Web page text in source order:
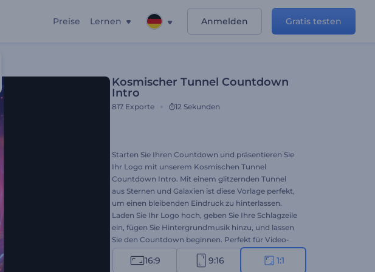
Preise Lernen Anmelden Gratis testen
Kosmischer Tunnel Countdown
Intro
817 Exporte 12 Sekunden
Starten Sie Ihren Countdown und präsentieren Sie
Ihr Logo mit unserem Kosmischen Tunnel
Countdown Intro. Mit einem glitzernden Tunnel
aus Sternen und Galaxien ist diese Vorlage perfekt,
um einen bleibenden Eindruck zu hinterlassen.
Laden Sie Ihr Logo hoch, geben Sie Ihre Schlagzeile
ein, fügen Sie Hintergrundmusik hinzu, und lassen
Sie den Countdown beginnen. Perfekt für Video-
Intros, besondere Ankündigungen, Live-Events,
Präsentationseröffnungen, neue
16:9 9:16 1:1